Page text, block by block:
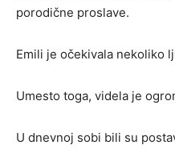
porodične proslave.
Emili je očekivala nekoliko
Umesto toga, videla je
U dnevnoj sobi bili su